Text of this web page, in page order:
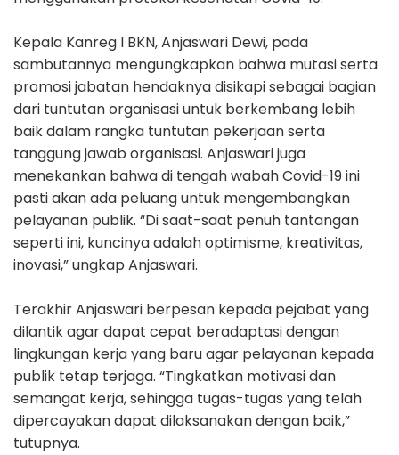
Kepala Kanreg I BKN, Anjaswari Dewi, pada
sambutannya mengungkapkan bahwa mutasi serta
promosi jabatan hendaknya disikapi sebagai bagian
dari tuntutan organisasi untuk berkembang lebih
baik dalam rangka tuntutan pekerjaan serta
tanggung jawab organisasi. Anjaswari juga
menekankan bahwa di tengah wabah Covid-19 ini
pasti akan ada peluang untuk mengembangkan
pelayanan publik. “Di saat-saat penuh tantangan
seperti ini, kuncinya adalah optimisme, kreativitas,
inovasi,” ungkap Anjaswari.
Terakhir Anjaswari berpesan kepada pejabat yang
dilantik agar dapat cepat beradaptasi dengan
lingkungan kerja yang baru agar pelayanan kepada
publik tetap terjaga. “Tingkatkan motivasi dan
semangat kerja, sehingga tugas-tugas yang telah
dipercayakan dapat dilaksanakan dengan baik,”
tutupnya.